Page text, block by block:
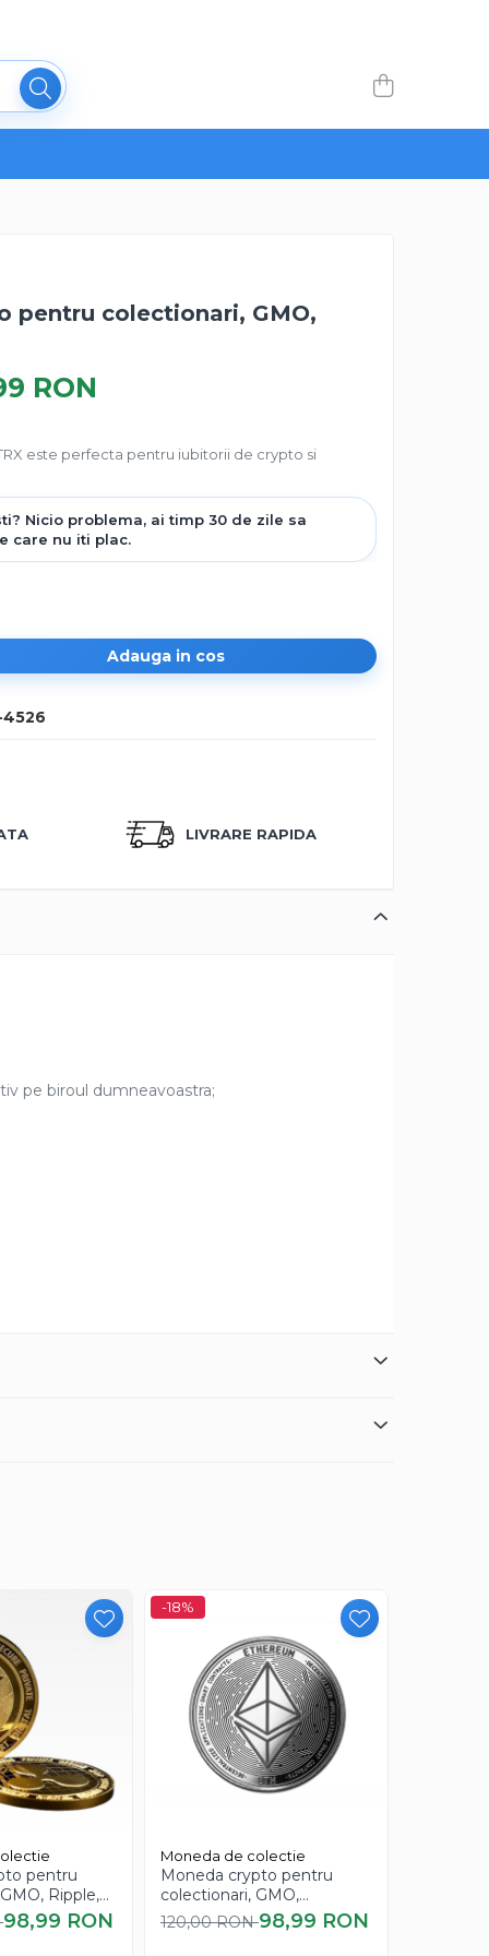
pentru colectionari, GMO,
RON
este perfecta pentru iubitorii de crypto si
Adauga in cos
4526
LIVRARE RAPIDA
pe biroul dumneavoastra;
pentru
Ripple,
98,99 RON
-18%
Moneda de colectie
Moneda crypto pentru
colectionari, GMO,
Ethereum ETH, argintiu
120,00 RON98,99 RON